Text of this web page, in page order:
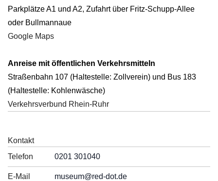
Parkplätze A1 und A2, Zufahrt über Fritz-Schupp-Allee
oder Bullmannaue
Google Maps
Anreise mit öffentlichen Verkehrsmitteln
Straßenbahn 107 (Haltestelle: Zollverein) und Bus 183
(Haltestelle: Kohlenwäsche)
Verkehrsverbund Rhein-Ruhr
Kontakt
Telefon
0201 301040
E-Mail museum@red-dot.de